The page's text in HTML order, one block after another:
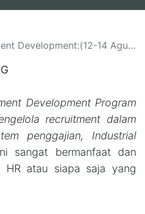
Yogyakarta )(26-28 Agustus 2026, Bandung)(2-4 September 2026, Surabaya)(9-11 September 2026, Jakarta)
Development Program
recruitment dalam
penggajian, Industrial
sangat bermanfaat dan
atau siapa saja yang